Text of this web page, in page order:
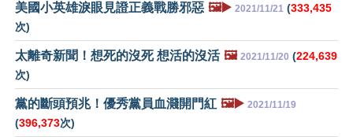
美國小英雄淚眼見證正義戰勝邪惡 🖼️▶️ 2021/11/21 (333,435
次)
太離奇新聞！想死的沒死 想活的沒活 🖼️ 2021/11/20 (224,639
次)
黨的斷頭預兆！優秀黨員血濺開門紅 🖼️▶️ 2021/11/19
(396,373次)